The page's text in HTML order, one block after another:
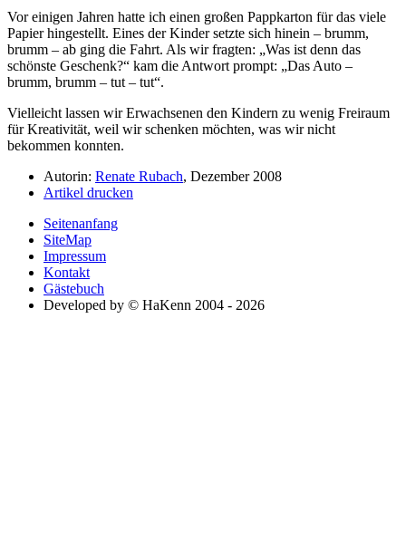
Vor einigen Jahren hatte ich einen großen Pappkarton für das viele
Papier hingestellt. Eines der Kinder setzte sich hinein – brumm,
brumm – ab ging die Fahrt. Als wir fragten:
Was ist denn das
schönste Geschenk?
kam die Antwort prompt:
Das Auto –
brumm, brumm – tut – tut .
Vielleicht lassen wir Erwachsenen den Kindern zu wenig Freiraum
für Kreativität, weil wir schenken möchten, was wir nicht
bekommen konnten.
Autorin: Renate Rubach, Dezember 2008
Artikel drucken
Seitenanfang
SiteMap
Impressum
Kontakt
Gästebuch
Developed by © HaKenn 2004 - 2026